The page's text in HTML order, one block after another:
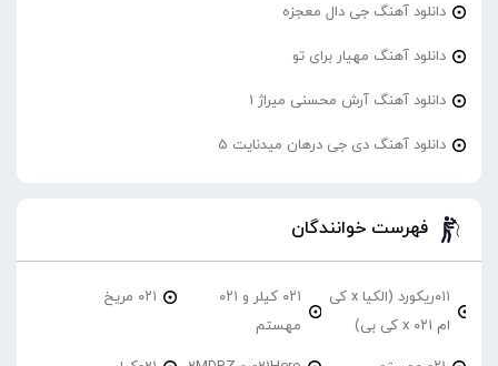
دانلود آهنگ جی دال معجزه
دانلود آهنگ مهیار برای تو
دانلود آهنگ آرش محسنی میراژ 1
دانلود آهنگ دی جی درهان میدنایت 5
فهرست خوانندگان
۰۱۱ریکورد (الکیا x کی
ام ۰۲۱ x کی بی)
۰۲۱ کیلر و ۰۲۱
مهستم
۰۲۱ مریخ